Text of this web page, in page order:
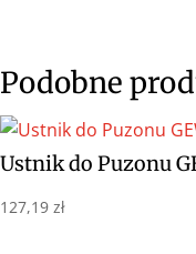
Podobne
Ustnik do Puzonu
127,19 zł